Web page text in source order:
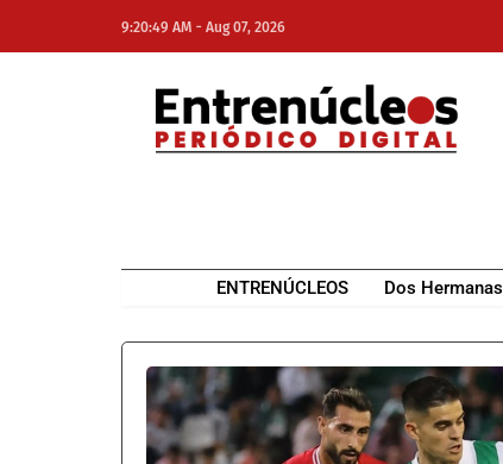
9:20:49 AM - Aug 07, 2026
ENTRENÚCLEOS Dos Hermanas